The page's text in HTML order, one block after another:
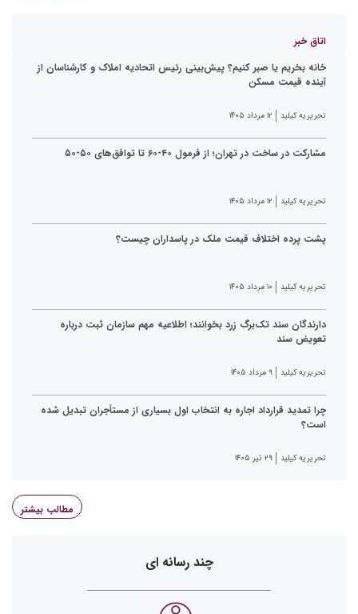
اتاق خبر
خانه بخریم یا صبر کنیم؟ پیش‌بینی رئیس اتحادیه املاک و کارشناسان از
آینده قیمت مسکن
تحریریه کیلید ۱۲ مرداد ۱۴۰۵
مشارکت در ساخت در تهران؛ از فرمول ۴۰-۶۰ تا توافق‌های ۵۰-۵۰
تحریریه کیلید ۱۲ مرداد ۱۴۰۵
پشت پرده اختلاف قیمت ملک در پاسداران چیست؟
تحریریه کیلید ۱۰ مرداد ۱۴۰۵
دارندگان سند تک‌برگ زرد بخوانند؛ اطلاعیه مهم سازمان ثبت درباره
تعویض سند
تحریریه کیلید ۹ مرداد ۱۴۰۵
چرا تمدید قرارداد اجاره به انتخاب اول بسیاری از مستأجران تبدیل شده
است؟
تحریریه کیلید ۲۹ تیر ۱۴۰۵
مطالب بیشتر
چند رسانه ای